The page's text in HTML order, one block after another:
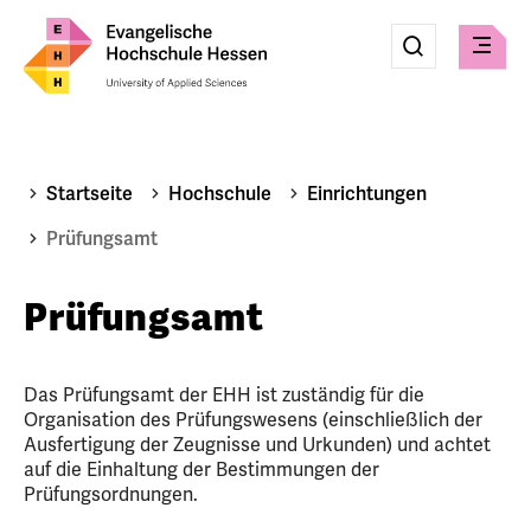
Suche
absenden
Menü
Startseite Hochschule
Einrichtungen
Prüfungsamt
Prüfungsamt
Das Prüfungsamt der EHH ist zuständig für die
Organisation des Prüfungswesens (einschließlich der
Ausfertigung der Zeugnisse und Urkunden) und achtet
auf die Einhaltung der Bestimmungen der
Prüfungsordnungen.